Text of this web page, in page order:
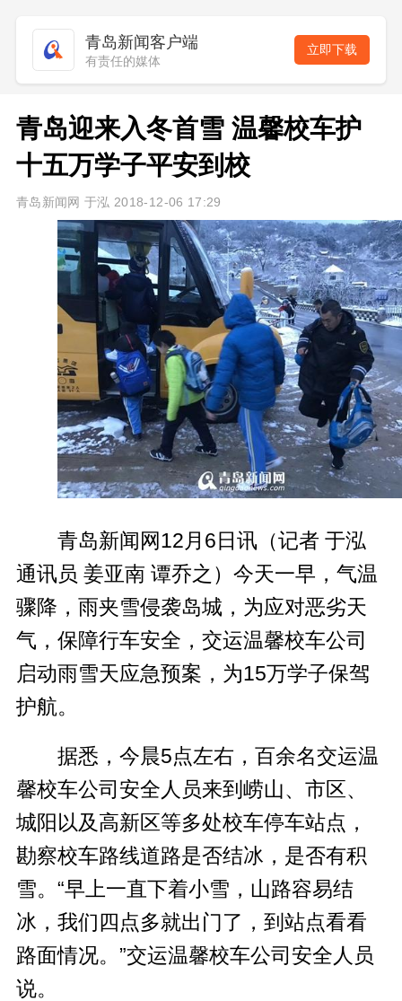
青岛新闻客户端
有责任的媒体
立即下载
青岛迎来入冬首雪 温馨校车护
十五万学子平安到校
青岛新闻网 于泓 2018-12-06 17:29
青岛新闻网12月6日讯（记者 于泓
通讯员 姜亚南 谭乔之 ）今天一早，气温
骤降，雨夹雪侵袭岛城，为应对恶劣天
气，保障行车安全，交运温馨校车公司
启动雨雪天应急预案，为15万学子保驾
护航。
据悉，今晨5点左右，百余名交运温
馨校车公司安全人员来到崂山、市区、
城阳以及高新区等多处校车停车站点，
勘察校车路线道路是否结冰，是否有积
雪。“早上一直下着小雪，山路容易结
冰，我们四点多就出门了，到站点看看
路面情况。”交运温馨校车公司安全人员
说。